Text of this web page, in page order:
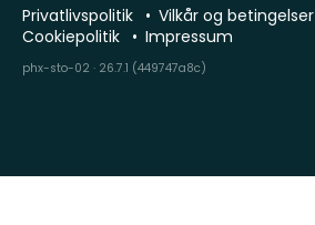
Privatlivspolitik
Vilkår og betingelser
Cookiepolitik
Impressum
phx-sto-02 · 26.7.1 (449747a8c)